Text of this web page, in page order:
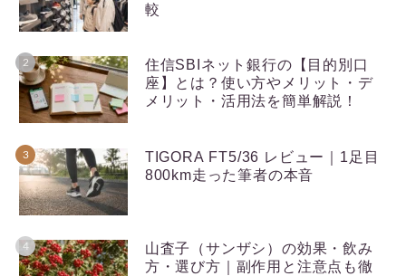
較
住信SBIネット銀行の【目的別口
座】とは？使い方やメリット・デ
メリット・活用法を簡単解説！
TIGORA FT5/36 レビュー｜1足目
800km走った筆者の本音
山査子（サンザシ）の効果・飲み
方・選び方｜副作用と注意点も徹